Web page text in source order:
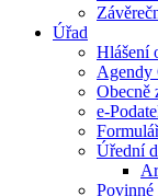
Úřad
Hlášení
Agendy
Obecně
e-
Úřední
Povinné